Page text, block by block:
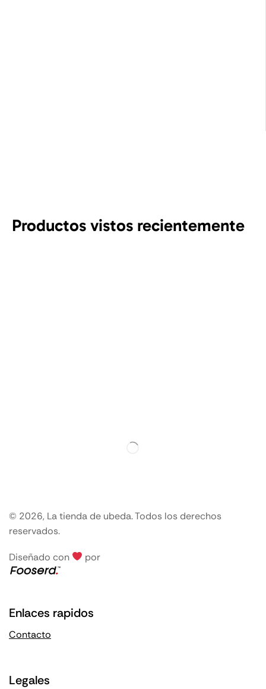
Productos vistos recientemente
© 2026, La tienda de ubeda. Todos los derechos
reservados.
Diseñado con por
Enlaces rapidos
Contacto
Legales